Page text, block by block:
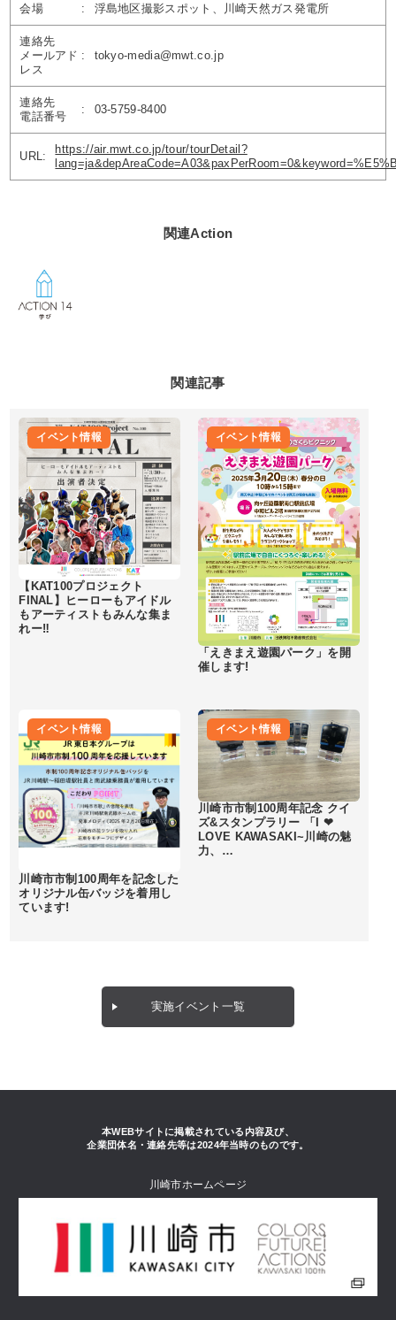
会場 : 浮島地区撮影スポット、川崎天然ガス発電所
連絡先
メールアド
レス
: tokyo-media@mwt.co.jp
連絡先
電話番号
: 03-5759-8400
URL :
https://air.mwt.co.jp/tour/tourDetail?
関連Action
関連記事
イベント情報
【KAT100プロジェクト
FINAL】ヒーローもアイドル
もアーティストもみんな集ま
れー‼︎
イベント情報
「えきまえ遊園パーク」を開
催します!
イベント情報
川崎市市制100周年を記念した
オリジナル缶バッジを着用し
ています!
イベント情報
川崎市市制100周年記念 クイ
ズ&スタンプラリー 「I ❤
LOVE KAWASAKI~川崎の魅
力、…
実施イベント一覧
本WEBサイトに掲載されている内容及び、
企業団体名・連絡先等は2024年当時のものです。
川崎市ホームページ